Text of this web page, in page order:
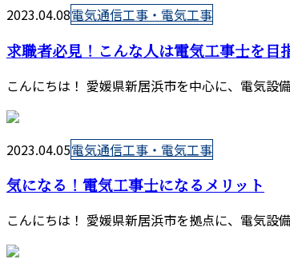
2023.04.08電気通信工事・電気工事
求職者必見！こんな人は電気工事士を目
こんにちは！ 愛媛県新居浜市を中心に、電気設
2023.04.05電気通信工事・電気工事
気になる！電気工事士になるメリット
こんにちは！ 愛媛県新居浜市を拠点に、電気設